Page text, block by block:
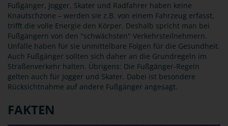
Fußgänger, Jogger, Skater und Radfahrer haben keine
Knautschzone – werden sie z.B. von einem Fahrzeug erfasst,
trifft die volle Energie den Körper. Deshalb spricht man bei
Fußgängern von den "schwächsten" Verkehrsteilnehmern.
Unfälle haben für sie unmittelbare Folgen für die Gesundheit.
Auch Fußgänger sollten sich daher an die Grundregeln im
Straßenverkehr halten. Übrigens: Die Fußgänger-Regeln
gelten auch für Jogger und Skater. Dabei ist besondere
Rücksichtnahme auf andere Fußgänger angesagt.
FAKTEN